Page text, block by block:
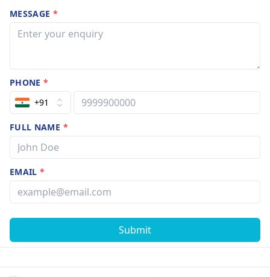
MESSAGE *
PHONE*
+91
FULL NAME *
EMAIL*
Submit